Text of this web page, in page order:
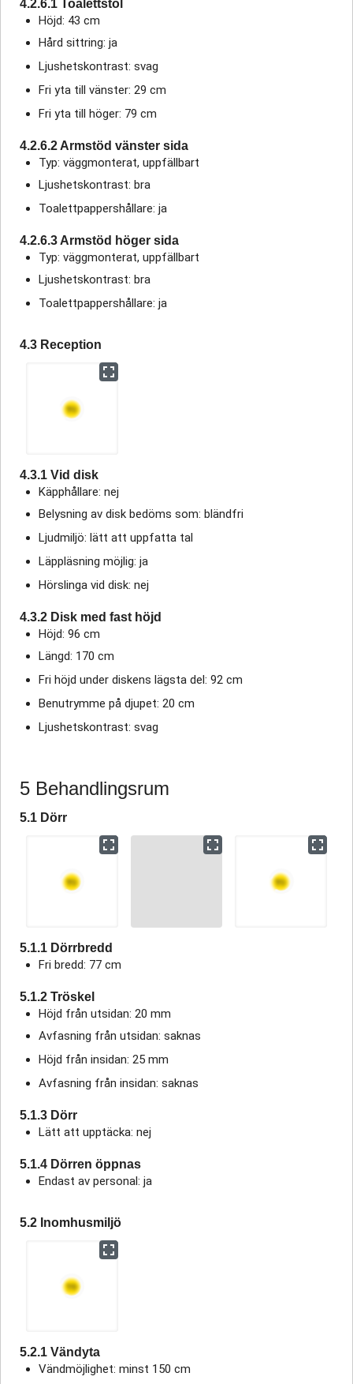
4.2.6.1 Toalettstol
Höjd: 43 cm
Hård sittring: ja
Ljushetskontrast: svag
Fri yta till vänster: 29 cm
Fri yta till höger: 79 cm
4.2.6.2 Armstöd vänster sida
Typ: väggmonterat, uppfällbart
Ljushetskontrast: bra
Toalettpappershållare: ja
4.2.6.3 Armstöd höger sida
Typ: väggmonterat, uppfällbart
Ljushetskontrast: bra
Toalettpappershållare: ja
4.3 Reception
4.3.1 Vid disk
Käpphållare: nej
Belysning av disk bedöms som: bländfri
Ljudmiljö: lätt att uppfatta tal
Läppläsning möjlig: ja
Hörslinga vid disk: nej
4.3.2 Disk med fast höjd
Höjd: 96 cm
Längd: 170 cm
Fri höjd under diskens lägsta del: 92 cm
Benutrymme på djupet: 20 cm
Ljushetskontrast: svag
5 Behandlingsrum
5.1 Dörr
5.1.1 Dörrbredd
Fri bredd: 77 cm
5.1.2 Tröskel
Höjd från utsidan: 20 mm
Avfasning från utsidan: saknas
Höjd från insidan: 25 mm
Avfasning från insidan: saknas
5.1.3 Dörr
Lätt att upptäcka: nej
5.1.4 Dörren öppnas
Endast av personal: ja
5.2 Inomhusmiljö
5.2.1 Vändyta
Vändmöjlighet: minst 150 cm